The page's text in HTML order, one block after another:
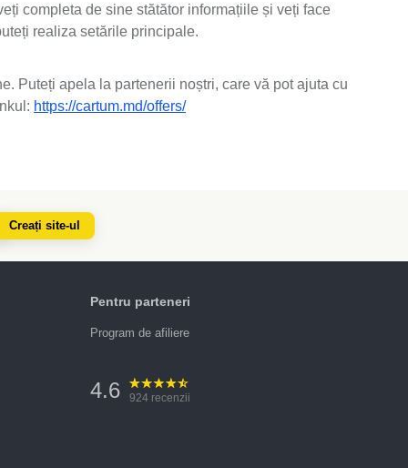
completa de sine stătător informațiile și veți face
realiza setările principale.
Puteți apela la partenerii noștri, care vă pot ajuta cu
https://cartum.md/offers/
Creați site-ul
Pentru parteneri
Program de afiliere
4.6 924 recenzii